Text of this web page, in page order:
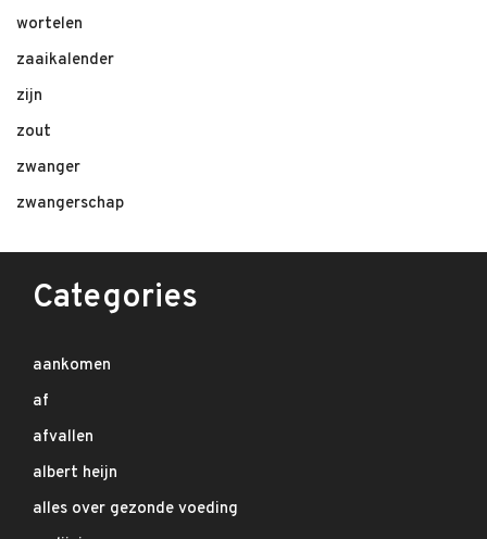
wortelen
zaaikalender
zijn
zout
zwanger
zwangerschap
Categories
aankomen
af
afvallen
albert heijn
alles over gezonde voeding